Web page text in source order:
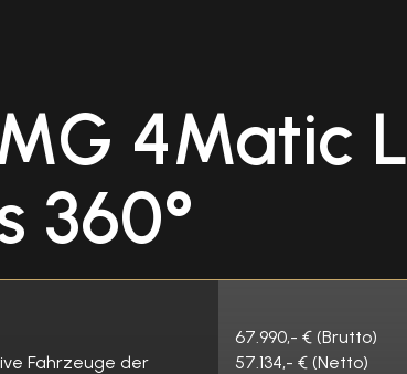
4Matic L
360°
Fahrzeuge der
67.990,- € (Brutto)
57.134,- € (Netto)